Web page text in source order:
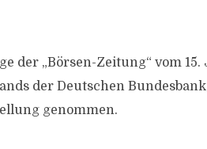
der „Börsen-Zeitung“ vom 15.
der Deutschen
genommen.